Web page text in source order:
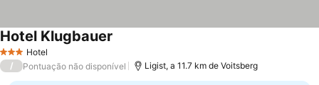
3 EstrelasHotel
Hotel Klugbauer
/ Pontuação não disponível Ligist, a 11.7 km de Voitsberg